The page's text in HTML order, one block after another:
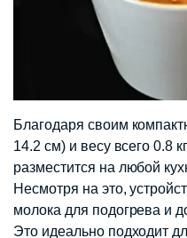
Благодаря своим
14.2 см) и весу всего 0.8
разместится на любой
Несмотря на это,
молока для подогрева и
Это идеально подходит